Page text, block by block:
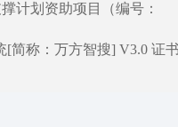
计划资助项目（编号：
简称：万方智搜] V3.0 证